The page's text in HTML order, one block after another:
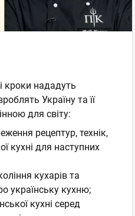
кроки нададуть
Україну та її
для світу:
рецептур, технік,
кухні для наступних
кухарів та
українську кухню;
кухні серед